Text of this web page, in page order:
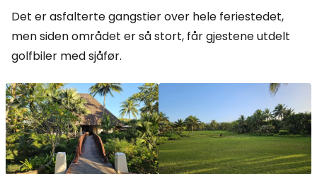
Det er asfalterte gangstier over hele feriestedet,
men siden området er så stort, får gjestene utdelt
golfbiler med sjåfør.